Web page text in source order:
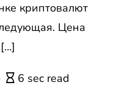
криптовалют
Цена
6 sec read